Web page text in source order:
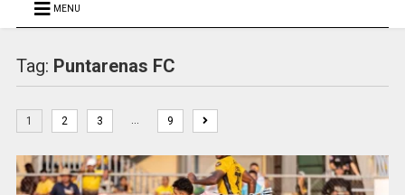
MENU
Tag: Puntarenas FC
1 2 3 … 9